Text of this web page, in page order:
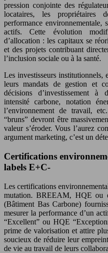
pression conjointe des
locataires, les propriétaires
performance environnementale,
actifs. Cette évolution
d’allocation : les capitaux se
et des projets contribuant
l’inclusion sociale ou à la santé.
Les investisseurs institutionnels,
leurs mandats de gestion et
décisions d’investissement à
intensité carbone, notation
l’environnement de travail,
“bruns” devront être
valeur s’éroder. Vous l’aurez
argument marketing, c’est un
Certifications
labels E+C-
Les certifications
mutation. BREEAM, HQE ou
(Bâtiment Bas Carbone)
mesurer la performance d’un
“Excellent” ou HQE
prime de valorisation et attire
soucieux de réduire leur
de vie au travail de leurs